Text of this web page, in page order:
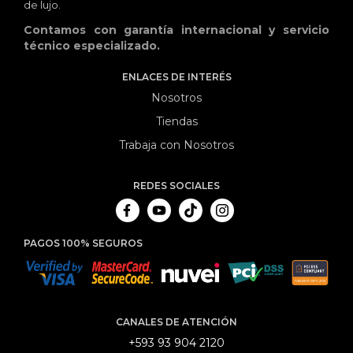
de lujo.
Contamos con garantía internacional y servicio
técnico especializado.
ENLACES DE INTERÉS
Nosotros
Tiendas
Trabaja con Nosotros
REDES SOCIALES
PAGOS 100% SEGUROS
CANALES DE ATENCIÓN
+593 93 904 2120